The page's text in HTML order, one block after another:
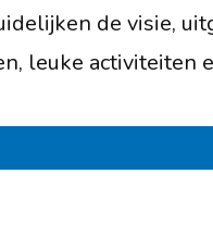
de visie,
leuke activiteiten